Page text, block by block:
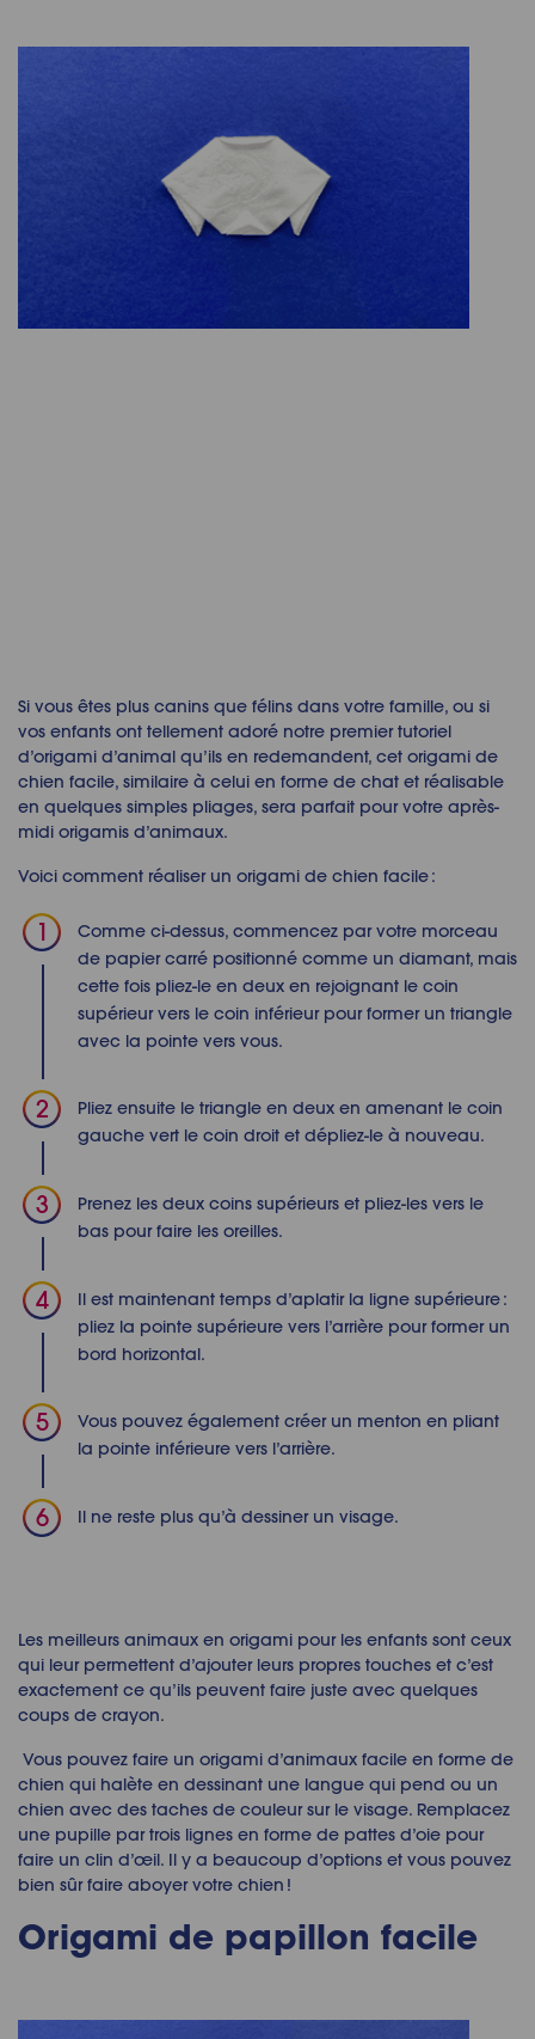
Si vous êtes plus canins que félins dans votre famille, ou si
vos enfants ont tellement adoré notre premier tutoriel
d’origami d’animal qu’ils en redemandent, cet origami de
chien facile, similaire à celui en forme de chat et réalisable
en quelques simples pliages, sera parfait pour votre après-
midi origamis d’animaux.
Voici comment réaliser un origami de chien facile:
Comme ci-dessus, commencez par votre morceau
de papier carré positionné comme un diamant, mais
cette fois pliez-le en deux en rejoignant le coin
supérieur vers le coin inférieur pour former un triangle
avec la pointe vers vous.
Pliez ensuite le triangle en deux en amenant le coin
gauche vert le coin droit et dépliez-le à nouveau.
Prenez les deux coins supérieurs et pliez-les vers le
bas pour faire les oreilles.
Il est maintenant temps d’aplatir la ligne supérieure :
pliez la pointe supérieure vers l’arrière pour former un
bord horizontal.
Vous pouvez également créer un menton en pliant
la pointe inférieure vers l’arrière.
Il ne reste plus qu’à dessiner un visage.
Les meilleurs animaux en origami pour les enfants sont ceux
qui leur permettent d’ajouter leurs propres touches et c’est
exactement ce qu’ils peuvent faire juste avec quelques
coups de crayon.
Vous pouvez faire un origami d’animaux facile en forme de
chien qui halète en dessinant une langue qui pend ou un
chien avec des taches de couleur sur le visage. Remplacez
une pupille par trois lignes en forme de pattes d’oie pour
faire un clin d’œil. Il y a beaucoup d’options et vous pouvez
bien sûr faire aboyer votre chien !
Origami de papillon facile